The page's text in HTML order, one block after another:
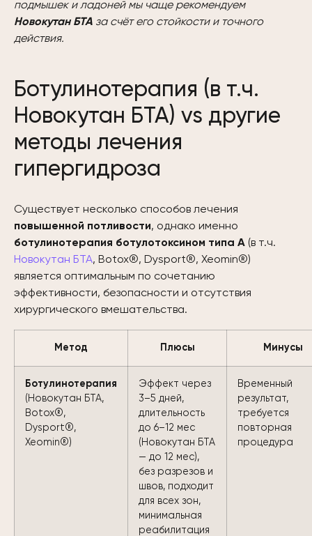
подмышек и ладоней мы чаще рекомендуем
Новокутан БТА за счёт его стойкости и точного
действия.
Ботулинотерапия (в т.ч.
Новокутан БТА) vs другие
методы лечения
гипергидроза
Существует несколько способов лечения
повышенной потливости, однако именно
ботулинотерапия ботулотоксином типа А (в т.ч.
Новокутан БТА, Botox®, Dysport®, Xeomin®)
является оптимальным по сочетанию
эффективности, безопасности и отсутствия
хирургического вмешательства.
Метод Плюсы Минусы
Ботулинотерапия
(Новокутан БТА,
Botox®,
Dysport®,
Xeomin®)
Эффект через
3–5 дней,
длительность
до 6–12 мес
(Новокутан БТА
— до 12 мес),
без разрезов и
швов, подходит
для всех зон,
минимальная
реабилитация
Временный
результат,
требуется
повторная
процедура